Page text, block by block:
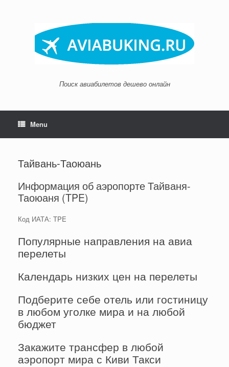
Поиск авиабилетов дешево онлайн
Menu
Тайвань-Таоюань
Информация об аэропорте Тайваня-
Таоюаня (TPE)
Код ИАТА: TPE
Популярные направления на авиа
перелеты
Календарь низких цен на перелеты
Подберите себе отель или гостиницу
в любом уголке мира и на любой
бюджет
Закажите трансфер в любой
аэропорт мира с Киви Такси